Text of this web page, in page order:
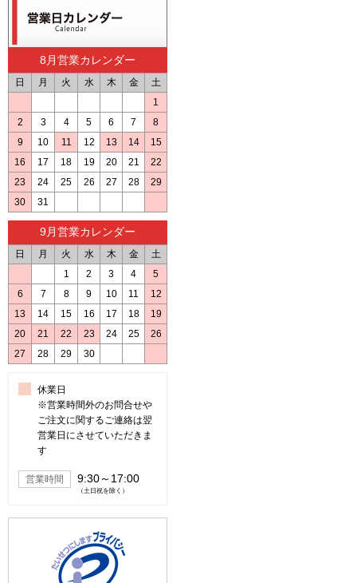
8月営業カレンダー
日 月 火 水 木 金
土
1
2
3 4 5 6 7
8
9
10 11 12 13 14
15
16
17 18 19 20 21
22
23
24 25 26 27 28
29
30
31
9月営業カレンダー
日 月 火 水 木 金
土
1
2 3 4
5
6
7 8 9 10 11
12
13
14 15 16 17 18
19
20
21 22 23 24 25
26
27
28 29 30
休業日
※営業時間外のお問合せや
ご注文に関するご連絡は翌
営業日にさせていただきま
す
営業時間 9:30～17:00
（土日祝を除く）